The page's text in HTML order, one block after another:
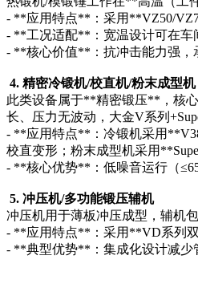
- **应用特点**：采用**VZ50/
- **工况适配**：宽温设计可在车
- **核心价值**：抗冲击能力强，
4. 精密冷锻机/校直机/粉末成型机
此类设备属于**精密锻压**，核
长、压力无波动，大金V系列
- **应用特点**：冷锻机采用
校直变形；粉末成型机采用
- **核心优势**：低噪音运行（
5. 冲压机/多功能锻压辅机
冲压机用于薄板冲压成型，辅机
- **应用特点**：采用**VD系列
- **典型优势**：集成化设计减少